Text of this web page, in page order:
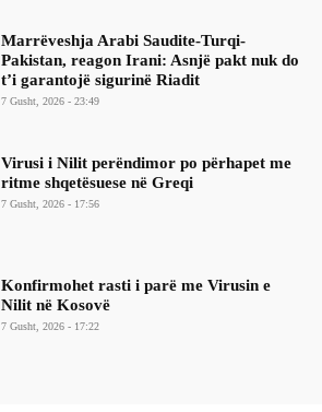
Marrëveshja Arabi Saudite-Turqi-
Pakistan, reagon Irani: Asnjë pakt nuk do
t’i garantojë sigurinë Riadit
7 Gusht, 2026 - 23:49
Virusi i Nilit perëndimor po përhapet me
ritme shqetësuese në Greqi
7 Gusht, 2026 - 17:56
Konfirmohet rasti i parë me Virusin e
Nilit në Kosovë
7 Gusht, 2026 - 17:22